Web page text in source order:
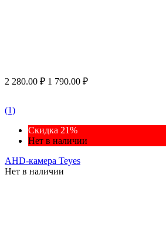
2 280.00 ₽ 1 790.00 ₽
(1)
Скидка 21%
Нет в наличии
AHD-камера Teyes
Нет в наличии